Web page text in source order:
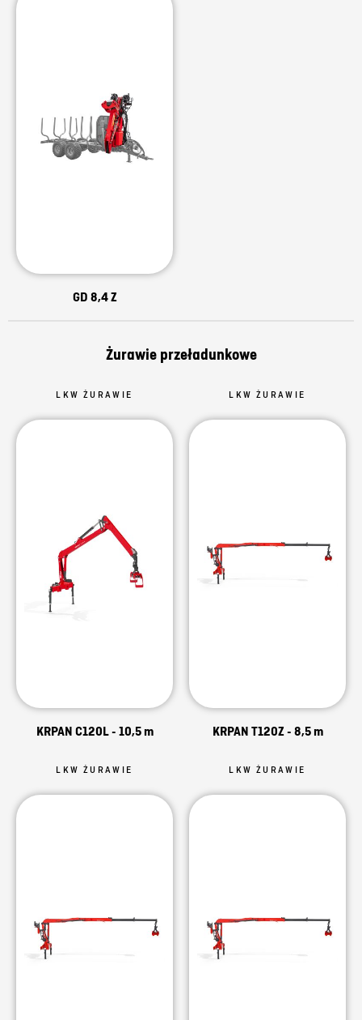
GD 8,4 Z
Żurawie przeładunkowe
LKW ŻURAWIE
KRPAN C120L - 10,5 m
LKW ŻURAWIE
KRPAN T120Z - 8,5 m
LKW ŻURAWIE LKW ŻURAWIE